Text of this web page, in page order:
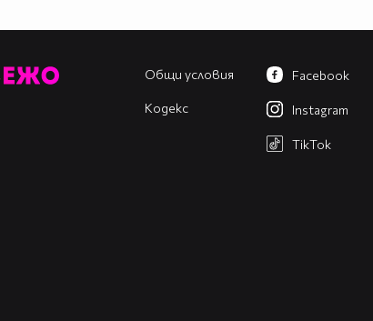
Общи условия
Кодекс
Facebook
Instagram
TikTok